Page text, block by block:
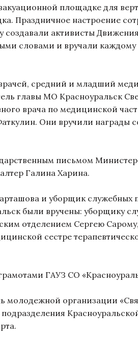
площадке для
Праздничное настроение
создавали активисты
словами и вручали
средний и младший
главы МО Красноуральск
врача по медицинской
Они вручили награды
письмом
Галина Харина.
и уборщик служебных
были вручены: уборщику
отделением Сергею
сестре
ГАУЗ СО
молодежной организации